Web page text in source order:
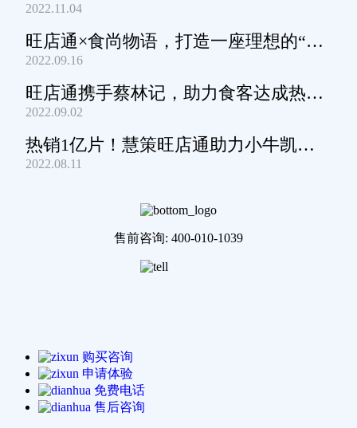
化工具的支撑
2022.11.04
旺店通×食尚物语，打造一座理想的“零
食王国”
2022.09.16
旺店通携手蔡林记，助力食客达成热干
面自由
2022.09.02
热销1亿片！慧策旺店通助力小牛凯西
通关家庭牛排圈~
2022.08.11
售前咨询: 400-010-1039
购买咨询
申请体验
免费电话
售后咨询